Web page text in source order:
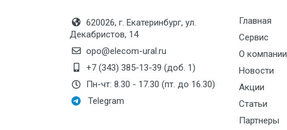
Теплообменники ТТАИ
Шаровые краны
Клапаны
Регуляторы давления
620026, г. Екатеринбург, ул.
Декабристов, 14
opo@elecom-ural.ru
+7 (343) 385-13-39 (доб. 1)
Пн-чт: 8.30 - 17.30 (пт. до 16.30)
Telegram
Главная
Сервис
О компании
Новости
Акции
Статьи
Партнеры